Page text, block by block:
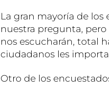
La gran mayoría de
nuestra pregunta,
nos escucharán, total
ciudadanos les
Otro de los